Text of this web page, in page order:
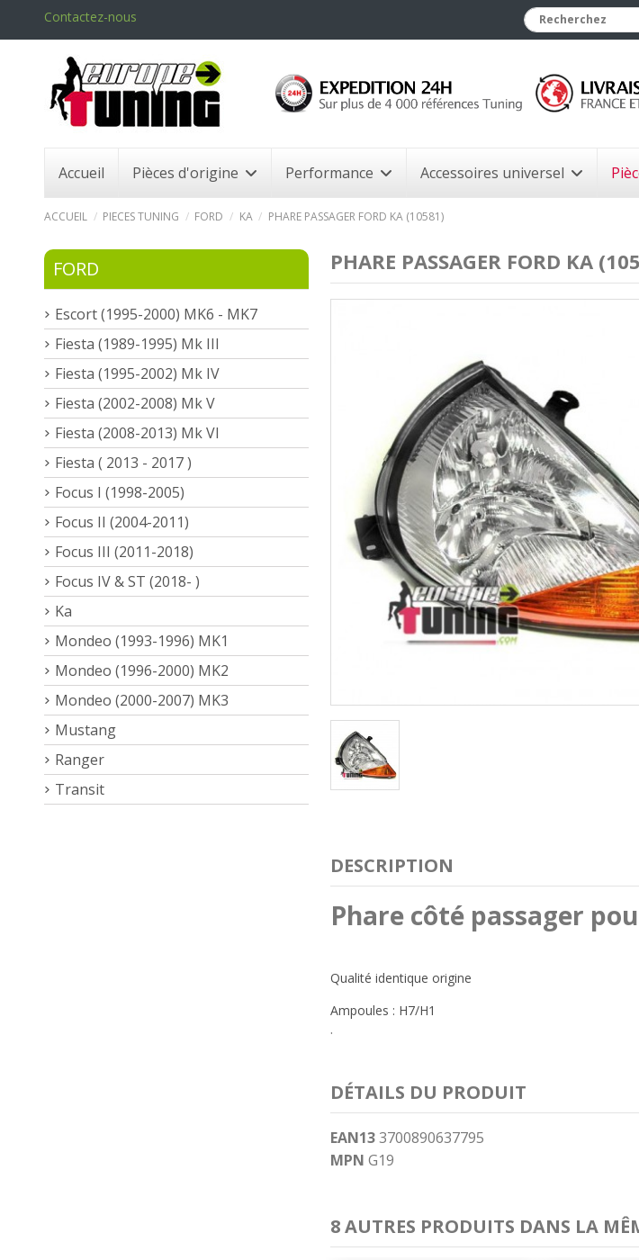
Contactez-nous
Accueil Pièces d'origine Performance Accessoires universel
ACCUEIL PIECES TUNING FORD KA PHARE PASSAGER FORD KA (10581)
PHARE PASSAGER FORD KA
DESCRIPTION
Phare côté passager
Qualité identique origine
Ampoules : H7/H1
.
DÉTAILS DU PRODUIT
EAN13 3700890637795
MPN G19
8 AUTRES PRODUITS DANS LA
FORD
Escort (1995-2000) MK6 - MK7
Fiesta (1989-1995) Mk III
Fiesta (1995-2002) Mk IV
Fiesta (2002-2008) Mk V
Fiesta (2008-2013) Mk VI
Fiesta ( 2013 - 2017 )
Focus I (1998-2005)
Focus II (2004-2011)
Focus III (2011-2018)
Focus IV & ST (2018- )
Ka
Mondeo (1993-1996) MK1
Mondeo (1996-2000) MK2
Mondeo (2000-2007) MK3
Mustang
Ranger
Transit